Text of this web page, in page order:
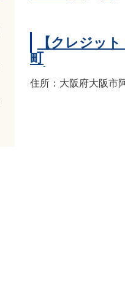
【クレジッ
町
住所：大阪府大阪市